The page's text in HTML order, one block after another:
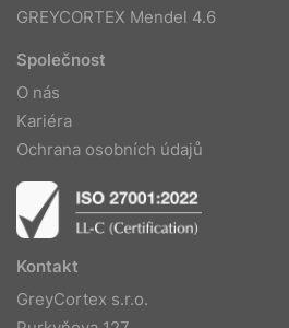
GREYCORTEX Mendel 4.6
Společnost
O nás
Kariéra
Ochrana osobních údajů
Kontakt
GreyCortex s.r.o.